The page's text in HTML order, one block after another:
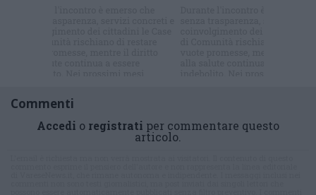
Commenti
Accedi o registrati per commentare questo
articolo.